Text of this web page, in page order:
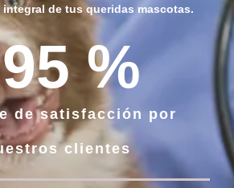
de tus queridas mascotas.
de satisfacción por
clientes
95 %